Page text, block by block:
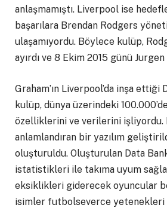
anlaşmamıştı. Liverpool ise
başarılara Brendan Rodgers
ulaşamıyordu. Böylece kulüp,
ayırdı ve 8 Ekim 2015 günü
Graham’ın Liverpool’da inşa ettiği
kulüp, dünya üzerindeki
özelliklerini ve verilerini işliyordu.
anlamlandıran bir yazılım
oluşturuldu. Oluşturulan Data
istatistikleri ile takıma uyum
eksiklikleri giderecek oyuncular
isimler futbolseverce yetenekleri